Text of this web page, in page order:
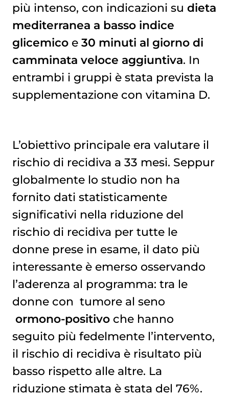
più intenso, con indicazioni su dieta
mediterranea a basso indice
glicemicoe 30 minuti al giorno di
camminata veloce aggiuntiva. In
entrambi i gruppi è stata prevista la
supplementazione con vitamina D.
L’obiettivo principale era valutare il
rischio di recidiva a 33 mesi. Seppur
globalmente lo studio non ha
fornito dati statisticamente
significativi nella riduzione del
rischio di recidiva per tutte le
donne prese in esame, il dato più
interessante è emerso osservando
l’aderenza al programma: tra le
donne con tumore al seno
ormono-positivoche hanno
seguito più fedelmente l’intervento,
il rischio di recidiva è risultato più
basso rispetto alle altre. La
riduzione stimata è stata del 76%.